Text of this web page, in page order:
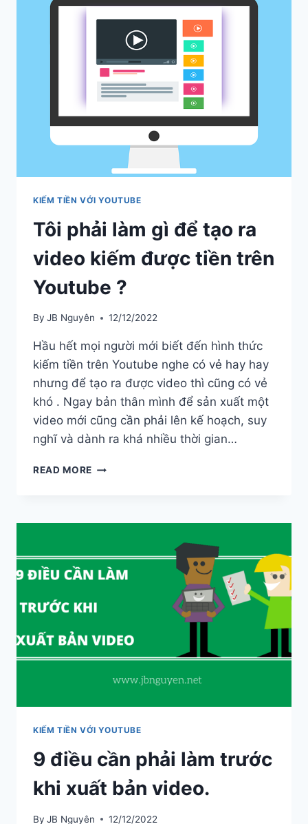
TÍNH
TIỀN
CHO
NGƯỜI
SỞ
VIDEO.
KIẾM TIỀN VỚI YOUTUBE
Tôi phải làm gì để tạo ra
video kiếm được tiền trên
Youtube ?
By JB Nguyên 12/12/2022
Hầu hết mọi người mới biết đến hình thức
kiếm tiền trên Youtube nghe có vẻ hay hay
nhưng để tạo ra được video thì cũng có vẻ
khó . Ngay bản thân mình để sản xuất một
video mới cũng cần phải lên kế hoạch, suy
nghĩ và dành ra khá nhiều thời gian…
READ MORE TÔI
ĐỂ
RA
VIDEO
KIẾM
TIỀN
YOUTUBE
?
KIẾM TIỀN VỚI YOUTUBE
9 điều cần phải làm trước
khi xuất bản video.
By JB Nguyên 12/12/2022